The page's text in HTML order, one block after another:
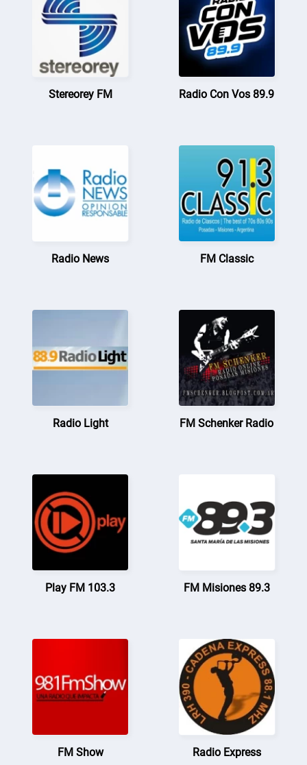
Stereorey FM Radio Con Vos 89.9
Radio News FM Classic
Radio Light FM Schenker Radio
Play FM 103.3 FM Misiones 89.3
FM Show Radio Express